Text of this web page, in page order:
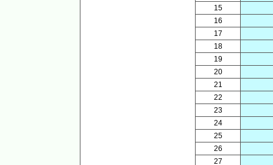
15
16
17
18
19
20
21
22
23
24
25
26
27